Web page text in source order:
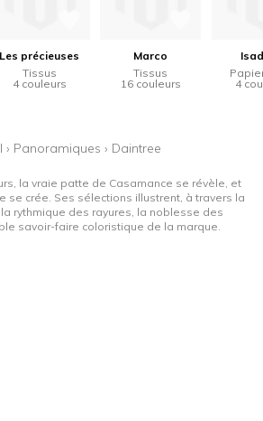
Les précieuses
Tissus
4 couleurs
Marco
Tissus
16 couleurs
4
› Panoramiques › Daintree
la vraie patte de Casamance se révèle, et
se crée. Ses sélections illustrent, à travers la
rythmique des rayures, la noblesse des
savoir-faire coloristique de la marque.